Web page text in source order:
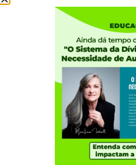
Maria Lucia Fattorelli –
2013 estão previstos 900
pagamento da dívida, ou
menos de nove dias com a
nove dias de pagamento
montante previsto para o
Bolsa Família
Enquanto o programa